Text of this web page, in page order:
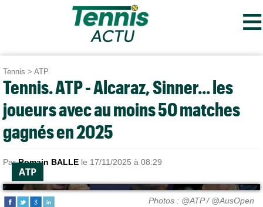
≡
Tennis > ATP
Tennis. ATP - Alcaraz, Sinner... les
joueurs avec au moins 50 matches
gagnés en 2025
ParRomain BALLE le 17/11/2025 à 08:29
ATP
Photos : @ATP / @AusOpen